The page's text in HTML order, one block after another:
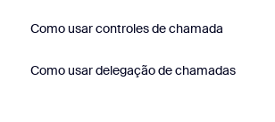
Como usar controles de chamada
Como usar delegação de chamadas